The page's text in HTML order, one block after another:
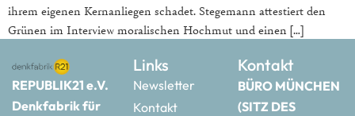
ihrem eigenen Kernanliegen schadet. Stegemann attestiert den
Grünen im Interview moralischen Hochmut und einen […]
REPUBLIK21 e.V.
Denkfabrik für
Links
Newsletter
Kontakt
Kontakt
BÜRO MÜNCHEN
(SITZ DES